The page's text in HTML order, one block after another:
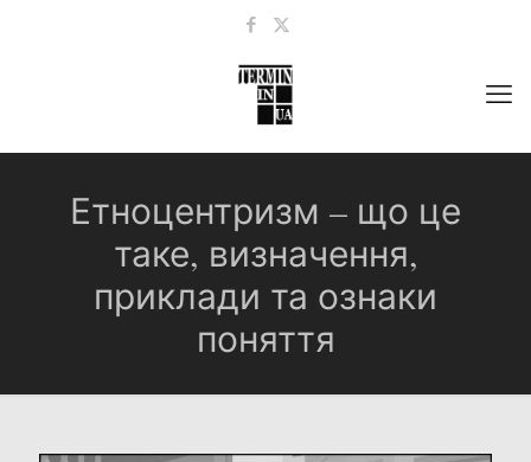
Етноцентризм – що це
таке, визначення,
приклади та ознаки
поняття